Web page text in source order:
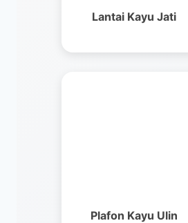
Lantai Kayu Jati
Plafon Kayu Ulin